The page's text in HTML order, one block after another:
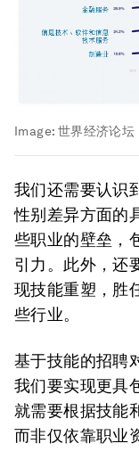
Image: 世界经济论坛
我们还需要认识
性别差异方面的
些职业的壁垒，
引力。此外，还
现技能重塑，胜
些行业。
基于技能的招聘
我们要实现更具
就需要根据技能
而非仅依靠职业